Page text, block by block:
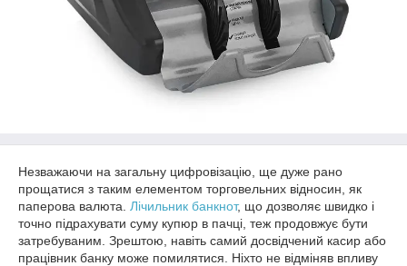
Незважаючи на загальну цифровізацію, ще дуже рано
прощатися з таким елементом торговельних відносин, як
паперова валюта. Лічильник банкнот, що дозволяє швидко і
точно підрахувати суму купюр в пачці, теж продовжує бути
затребуваним. Зрештою, навіть самий досвідчений касир або
працівник банку може помилятися. Ніхто не відміняв впливу